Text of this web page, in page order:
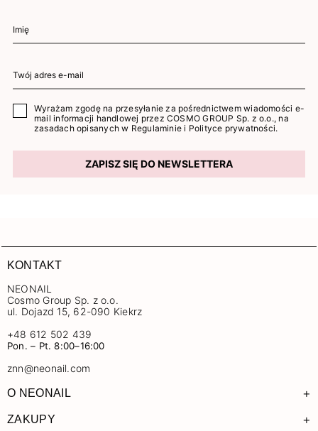
Wyrażam zgodę na przesyłanie za pośrednictwem wiadomości e-
mail informacji handlowej przez COSMO GROUP Sp. z o.o., na
zasadach opisanych w Regulaminie i Polityce prywatności.
ZAPISZ SIĘ DO NEWSLETTERA
KONTAKT
NEONAIL
Cosmo Group Sp. z o.o.
ul. Dojazd 15, 62-090 Kiekrz
+48 612 502 439
Pon. – Pt. 8:00–16:00
znn@neonail.com
O NEONAIL +
ZAKUPY +